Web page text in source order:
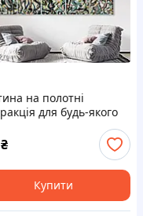
на полотні
для будь-якого
Джексон Поллок
₴
Купити